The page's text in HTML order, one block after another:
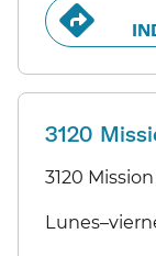
3120
3120